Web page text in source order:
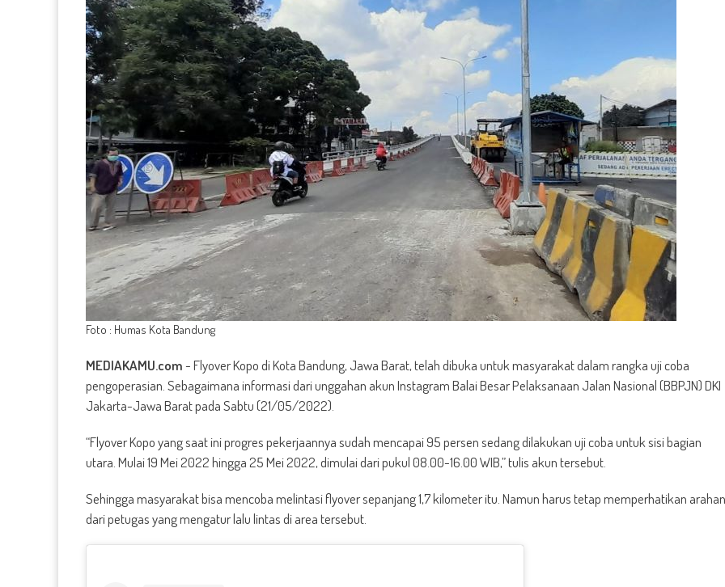
Foto : Humas Kota Bandung
MEDIAKAMU.com-Flyover Kopo di Kota Bandung, Jawa Barat, telah dibuka untuk masyarakat dalam rangka uji coba
pengoperasian. Sebagaimana informasi dari unggahan akun Instagram Balai Besar Pelaksanaan Jalan Nasional (BBPJN) DKI
Jakarta-Jawa Barat pada Sabtu (21/05/2022).
“Flyover Kopo yang saat ini progres pekerjaannya sudah mencapai 95 persen sedang dilakukan uji coba untuk sisi bagian
utara. Mulai 19 Mei 2022 hingga 25 Mei 2022, dimulai dari pukul 08.00-16.00 WIB,” tulis akun tersebut.
Sehingga masyarakat bisa mencoba melintasi flyover sepanjang 1,7 kilometer itu. Namun harus tetap memperhatikan arahan
dari petugas yang mengatur lalu lintas di area tersebut.